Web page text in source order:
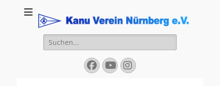
Kanu Verein
Nuernberg
Suchen
nach:
Facebook
YouTube
Instagram